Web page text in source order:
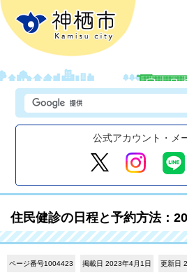
公式アカウント・メ
住民健診の日程と予約方法：
ページ番号1004423 掲載日 2023年4月1日 更新日